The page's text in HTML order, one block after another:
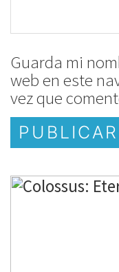
Guarda mi
web en este
vez que